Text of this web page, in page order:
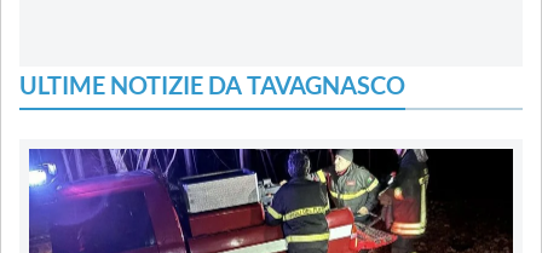
ULTIME NOTIZIE DA TAVAGNASCO